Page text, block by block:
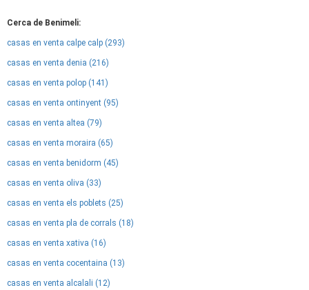
Cerca de Benimeli:
casas en venta calpe calp (293)
casas en venta denia (216)
casas en venta polop (141)
casas en venta ontinyent (95)
casas en venta altea (79)
casas en venta moraira (65)
casas en venta benidorm (45)
casas en venta oliva (33)
casas en venta els poblets (25)
casas en venta pla de corrals (18)
casas en venta xativa (16)
casas en venta cocentaina (13)
casas en venta alcalali (12)